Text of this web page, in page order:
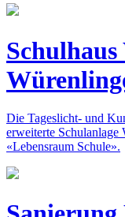
Schulhaus
Die Tageslicht- und
erweiterte Schulanlage
«Lebensraum Schule».